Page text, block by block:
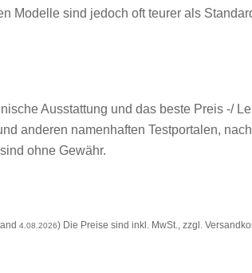
Modelle sind jedoch oft teurer als
Ausstattung und das beste Preis -/
anderen namenhaften Testportalen,
ohne Gewähr.
4.08.2026) Die Preise sind inkl. MwSt., zzgl.